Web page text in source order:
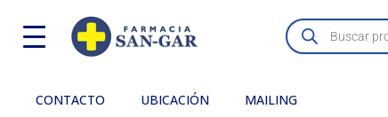
Búsqueda
de
productos
CONTACTO UBICACIÓN MAILING